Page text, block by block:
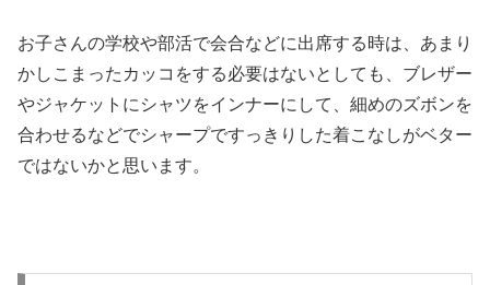
お子さんの学校や部活で会合などに出席する時は、あまり
かしこまったカッコをする必要はないとしても、ブレザー
やジャケットにシャツをインナーにして、細めのズボンを
合わせるなどでシャープですっきりした着こなしがベター
ではないかと思います。